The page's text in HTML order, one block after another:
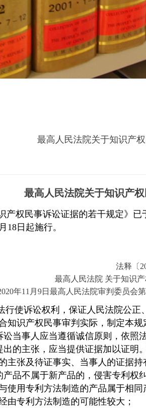
最高人民法院关于知识产
最高人民法院关于知识产
权民事诉讼证据的若干规定》已
月 18 日起施行。
法释 〔
最高人民法院 关于知识
0年1 1 月 9日最高人民法院审判委员会第
行使诉讼权利，保证人民法院公
知识产权民事审判实际，制定本规
当事人应当遵循诚信原则，依照
出的主张，应当提供证据加以证明
主张及待证事实、当事人的证据
品不属于新产品的，侵害专利权
用专利方法制造的产品属于相同
专利方法制造的可能性较大；